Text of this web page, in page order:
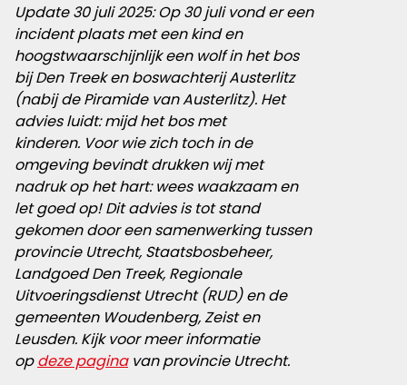
Update 30 juli 2025: Op 30 juli vond er een
incident plaats met een kind en
hoogstwaarschijnlijk een wolf in het bos
bij Den Treek en boswachterij Austerlitz
(nabij de Piramide van Austerlitz). Het
advies luidt: mijd het bos met
kinderen. Voor wie zich toch in de
omgeving bevindt drukken wij met
nadruk op het hart: wees waakzaam en
let goed op! Dit advies is tot stand
gekomen door een samenwerking tussen
provincie Utrecht, Staatsbosbeheer,
Landgoed Den Treek, Regionale
Uitvoeringsdienst Utrecht (RUD) en de
gemeenten Woudenberg, Zeist en
Leusden. Kijk voor meer informatie
opdeze paginavan provincie Utrecht.